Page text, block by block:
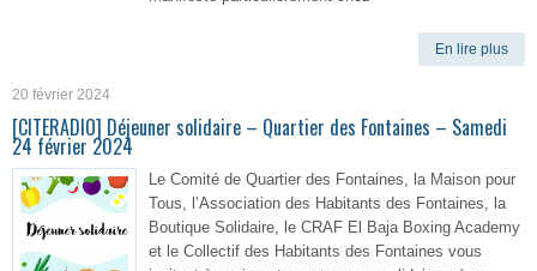
En lire plus
20 février 2024
[CITERADIO] Déjeuner solidaire – Quartier des Fontaines – Samedi
24 février 2024
Le Comité de Quartier des Fontaines, la Maison pour
Tous, l’Association des Habitants des Fontaines, la
Boutique Solidaire, le CRAF El Baja Boxing Academy
et le Collectif des Habitants des Fontaines vous